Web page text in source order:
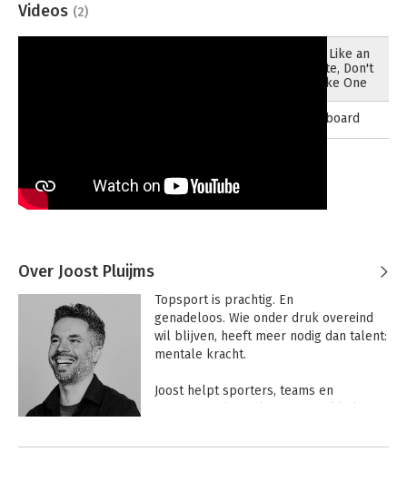
Videos (2)
Think Like an
Athlete, Don't
Act Like One
Snowboard
Over Joost Pluijms
Topsport is prachtig. En
genadeloos. Wie onder druk overeind
wil blijven, heeft meer nodig dan talent:
mentale kracht.
Joost helpt sporters, teams en
evidence-based: Prepare. Peak.
Andere boeken door Joost Pluijms